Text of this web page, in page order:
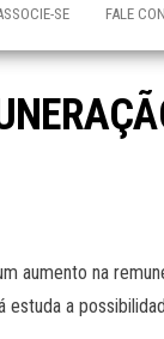
SE FALE
aumento na
a